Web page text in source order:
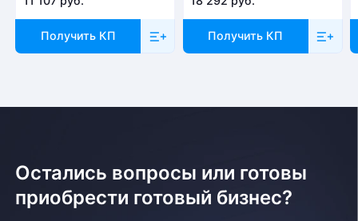
Отправка товара осуществляется с понедельника
по пятницу с 10-00 до 19-00. При получении товара
Получить КП Получить КП
Остались вопросы или готовы
приобрести готовый бизнес?